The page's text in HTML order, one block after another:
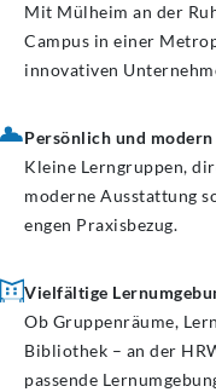
Mit Mülheim an der
Campus in einer
innovativen
Persönlich und modern
Kleine Lerngruppen,
moderne Ausstattung
engen Praxisbezug.
Vielfältige
Ob Gruppenräume,
Bibliothek – an der
passende